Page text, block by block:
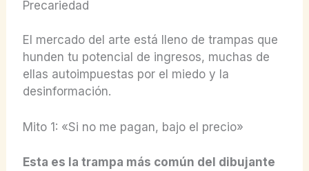
Precariedad
El mercado del arte está lleno de trampas que
hunden tu potencial de ingresos, muchas de
ellas autoimpuestas por el miedo y la
desinformación.
Mito 1: «Si no me pagan, bajo el precio»
Esta es la trampa más común del dibujante